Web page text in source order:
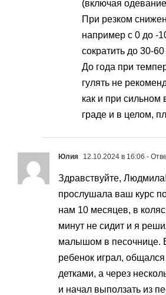
(включая
При резком
например с 0 до -
сократить до 30-
До года при
гулять не
как и при сильном
граде и в целом,
Юлия 12.10.2024 в 16:06 -
Здравствуйте,
прослушала ваш курс
нам 10 месяцев, в
минут не сидит и я
малышом в песочнице.
ребенок играл,
детками, а через
и начал выползать из